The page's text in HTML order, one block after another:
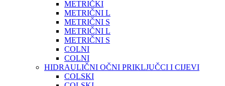
METRIČKI
METRIČNI L
METRIČNI S
METRIČNI L
METRIČNI S
COLNI
COLNI
HIDRAULIČNI OČNI PRIKLJUČCI I CIJEVI
COLSKI